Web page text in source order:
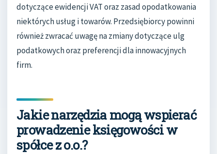
dotyczące ewidencji VAT oraz zasad opodatkowania
niektórych usług i towarów. Przedsiębiorcy powinni
również zwracać uwagę na zmiany dotyczące ulg
podatkowych oraz preferencji dla innowacyjnych
firm.
Jakie narzędzia mogą wspierać
prowadzenie księgowości w
spółce z o.o.?